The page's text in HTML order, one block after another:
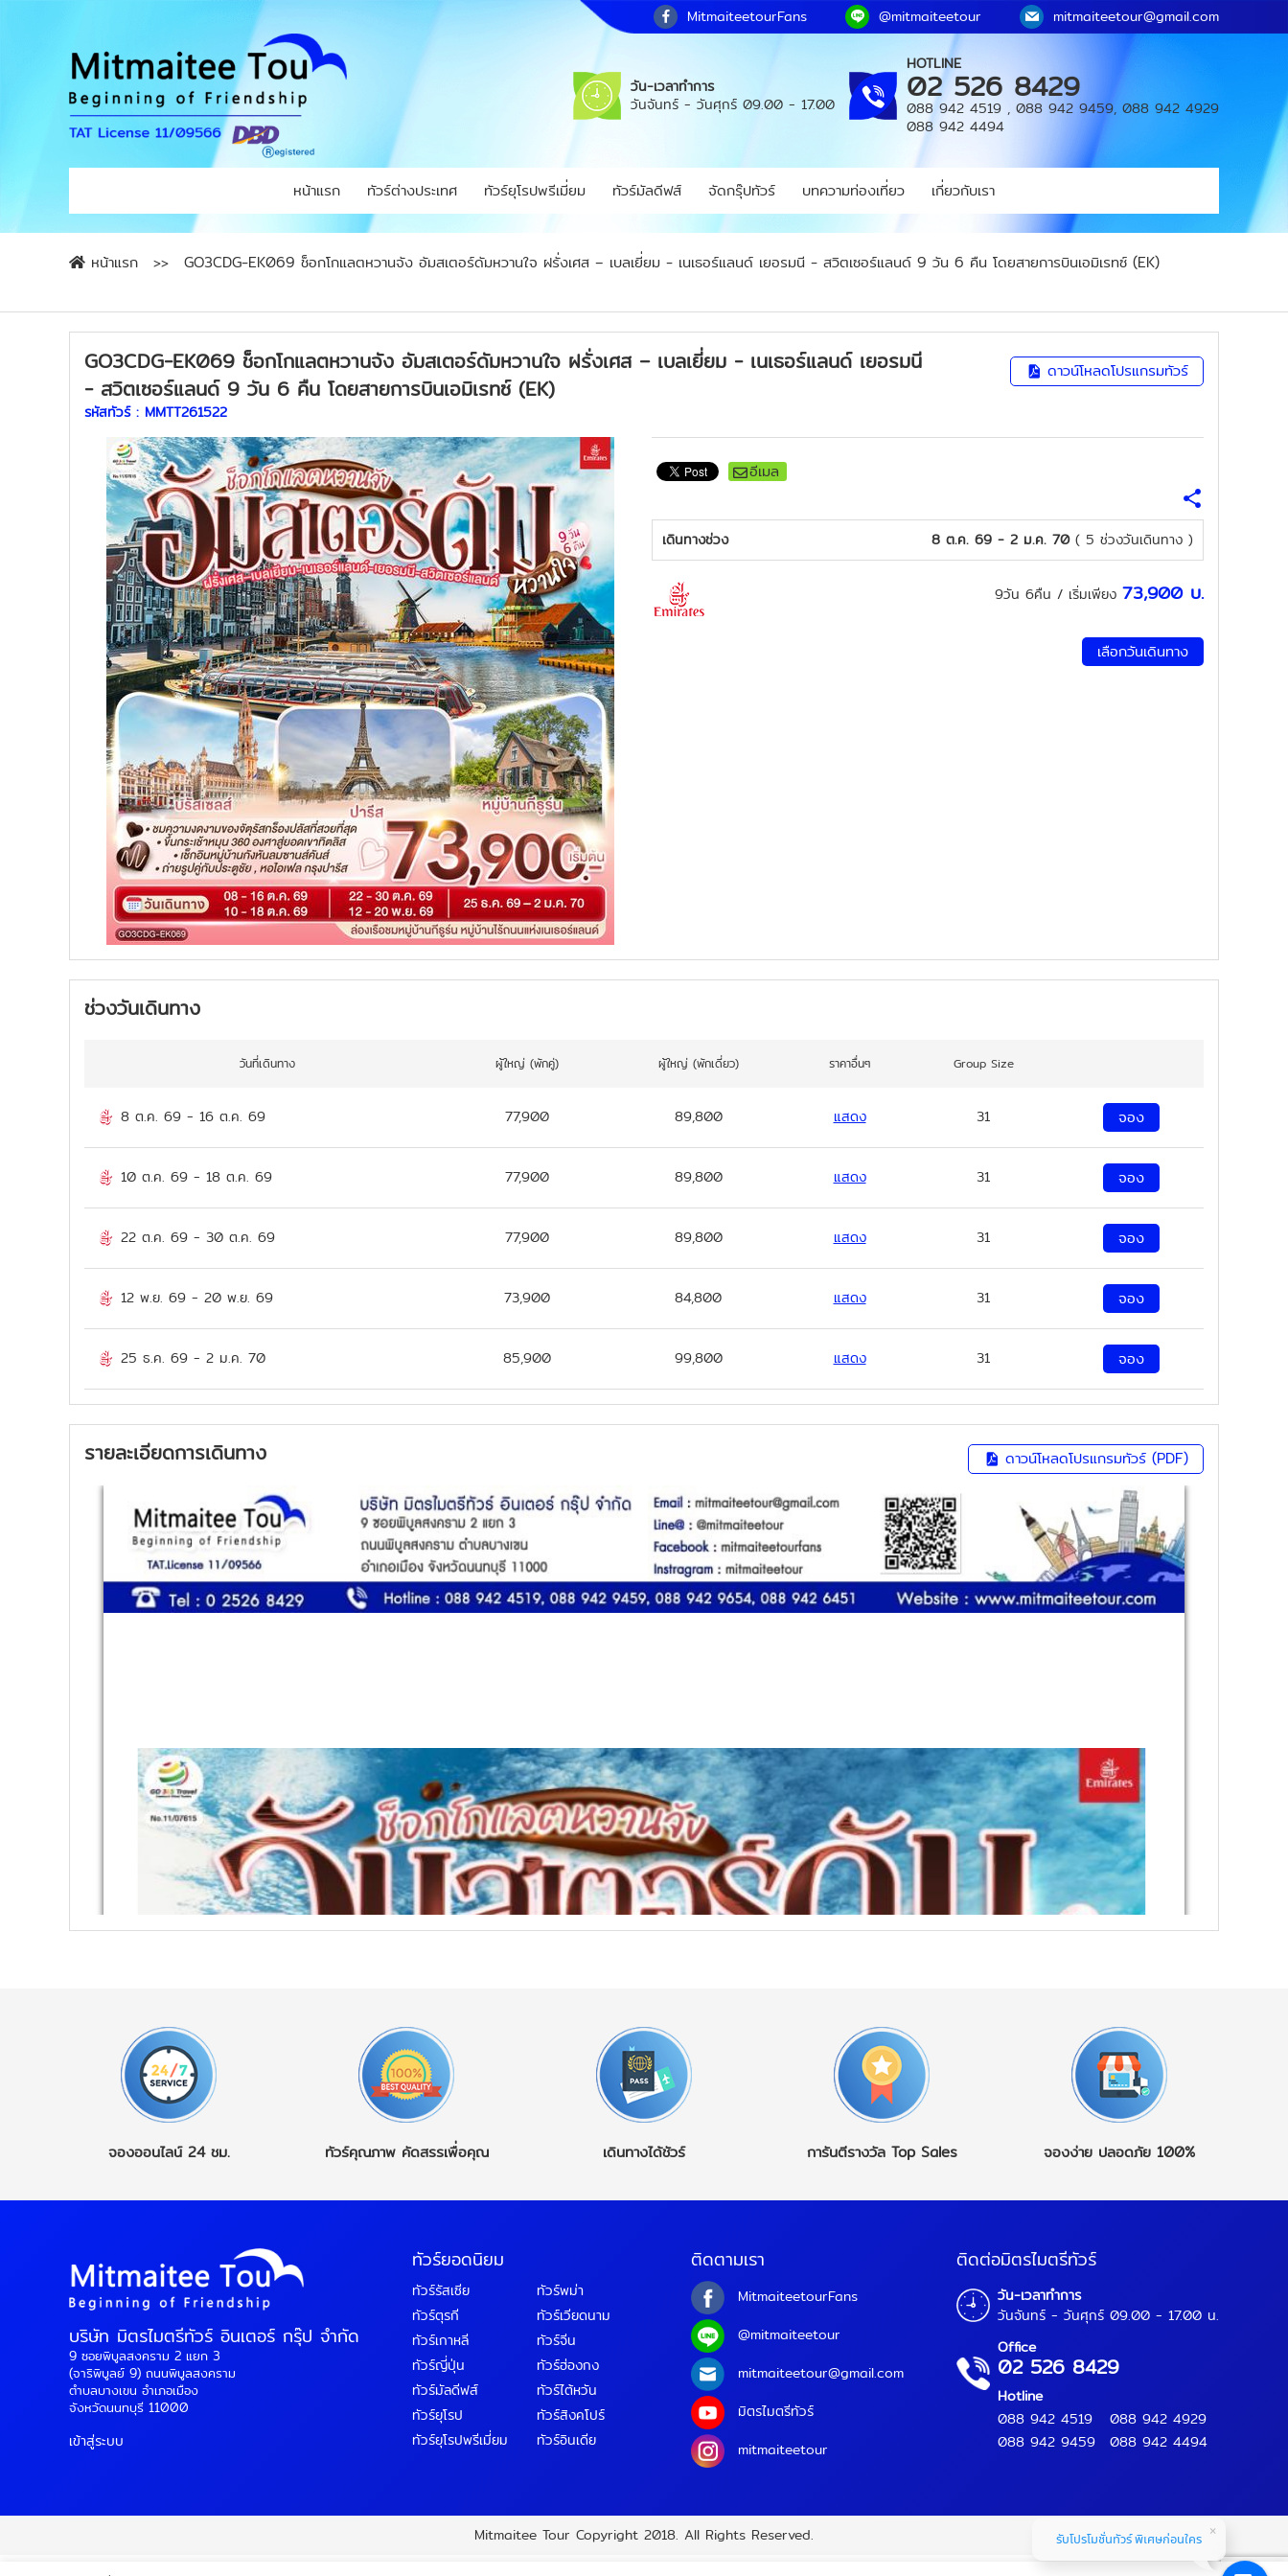
MitmaiteetourFans @mitmaiteetour mitmaiteetour@gmail.com
วัน-เวลาทำการ
วันจันทร์ - วันศุกร์ 09.00 - 17.00
HOTLINE
02 526 8429
088 942 4519 , 088 942 9459, 088 942 4929
088 942 4494
หน้าแรก ทัวร์ต่างประเทศ ทัวร์ยุโรปพรีเมี่ยม ทัวร์มัลดีฟส์ จัดกรุ๊ปทัวร์ บทความท่องเที่ยว เกี่ยวกับเรา
หน้าแรก GO3CDG-EK069 ช็อกโกแลตหวานจัง อัมสเตอร์ดัมหวานใจ ฝรั่งเศส – เบลเยี่ยม - เนเธอร์แลนด์ เยอรมนี - สวิตเซอร์แลนด์ 9 วัน 6 คืน โดยสายการบินเอมิเรทซ์ (EK)
GO3CDG-EK069 ช็อกโกแลตหวานจัง อัมสเตอร์ดัมหวานใจ ฝรั่งเศส – เบลเยี่ยม - เนเธอร์แลนด์ เยอรมนี
- สวิตเซอร์แลนด์ 9 วัน 6 คืน โดยสายการบินเอมิเรทซ์ (EK)
รหัสทัวร์ : MMTT261522
ดาวน์โหลดโปรแกรมทัวร์
อีเมล
เดินทางช่วง 8 ต.ค. 69 - 2 ม.ค. 70 ( 5 ช่วงวันเดินทาง )
9วัน 6คืน / เริ่มเพียง 73,900บ.
เลือกวันเดินทาง
ช่วงวันเดินทาง
วันที่เดินทาง ผู้ใหญ่ (พักคู่) ผู้ใหญ่ (พักเดี่ยว) ราคาอื่นๆ Group Size
8 ต.ค. 69 - 16 ต.ค. 69 77,900 89,800 แสดง 31 จอง
10 ต.ค. 69 - 18 ต.ค. 69 77,900 89,800 แสดง 31 จอง
22 ต.ค. 69 - 30 ต.ค. 69 77,900 89,800 แสดง 31 จอง
12 พ.ย. 69 - 20 พ.ย. 69 73,900 84,800 แสดง 31 จอง
25 ธ.ค. 69 - 2 ม.ค. 70 85,900 99,800 แสดง 31 จอง
รายละเอียดการเดินทาง ดาวน์โหลดโปรแกรมทัวร์ (PDF)
จองออนไลน์ 24 ชม. ทัวร์คุณภาพ คัดสรรเพื่อคุณ เดินทางได้ชัวร์ การันตีรางวัล Top Sales จองง่าย ปลอดภัย 100%
บริษัท มิตรไมตรีทัวร์ อินเตอร์ กรุ๊ป จำกัด
9 ซอยพิบูลสงคราม 2 แยก 3
(จาริพิบูลย์ 9) ถนนพิบูลสงคราม
ตำบลบางเขน อำเภอเมือง
จังหวัดนนทบุรี 11000
เข้าสู่ระบบ
ทัวร์ยอดนิยม
ทัวร์รัสเซีย
ทัวร์ตุรกี
ทัวร์เกาหลี
ทัวร์ญี่ปุ่น
ทัวร์มัลดีฟส์
ทัวร์ยุโรป
ทัวร์ยุโรปพรีเมี่ยม
ทัวร์พม่า
ทัวร์เวียดนาม
ทัวร์จีน
ทัวร์ฮ่องกง
ทัวร์ไต้หวัน
ทัวร์สิงคโปร์
ทัวร์อินเดีย
ติดตามเรา
MitmaiteetourFans
@mitmaiteetour
mitmaiteetour@gmail.com
มิตรไมตรีทัวร์
mitmaiteetour
ติดต่อมิตรไมตรีทัวร์
วัน-เวลาทำการ
วันจันทร์ - วันศุกร์ 09.00 - 17.00 น.
Office
02 526 8429
Hotline
088 942 4519
088 942 9459
088 942 4929
088 942 4494
Mitmaitee Tour Copyright 2018. All Rights Reserved.
รับโปรโมชั่นทัวร์ พิเศษก่อนใคร